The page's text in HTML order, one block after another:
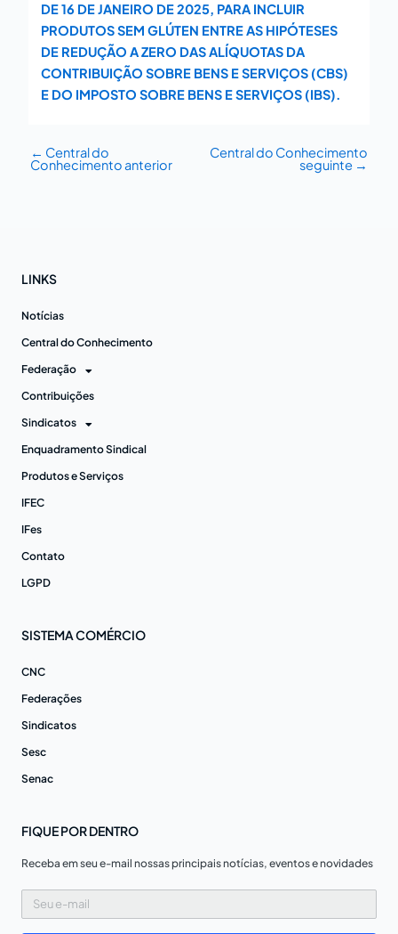
DE 16 DE JANEIRO DE 2025, PARA INCLUIR
PRODUTOS SEM GLÚTEN ENTRE AS HIPÓTESES
DE REDUÇÃO A ZERO DAS ALÍQUOTAS DA
CONTRIBUIÇÃO SOBRE BENS E SERVIÇOS (CBS)
E DO IMPOSTO SOBRE BENS E SERVIÇOS (IBS).
← Central do
Conhecimento anterior
Central do Conhecimento
seguinte →
LINKS
Notícias
Central do Conhecimento
Federação
Contribuições
Sindicatos
Enquadramento Sindical
Produtos e Serviços
IFEC
IFes
Contato
LGPD
SISTEMA COMÉRCIO
CNC
Federações
Sindicatos
Sesc
Senac
FIQUE POR DENTRO
Receba em seu e-mail nossas principais notícias, eventos e novidades
Seu
e-